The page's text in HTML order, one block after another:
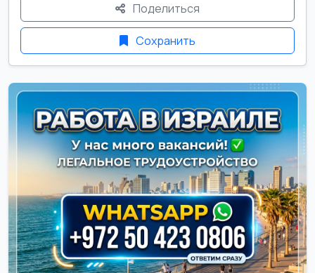
Поделиться
Сохранить